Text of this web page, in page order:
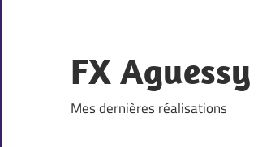
content
FX Aguessy
Mes dernières réalisations